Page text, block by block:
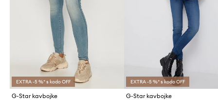
EXTRA -5 %* s kodo OFF
G-Star kavbojke
EXTRA -5 %* s kodo OFF
G-Star kavbojke